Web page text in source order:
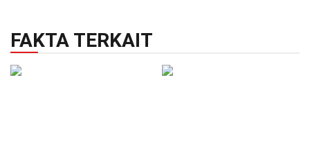
FAKTA TERKAIT